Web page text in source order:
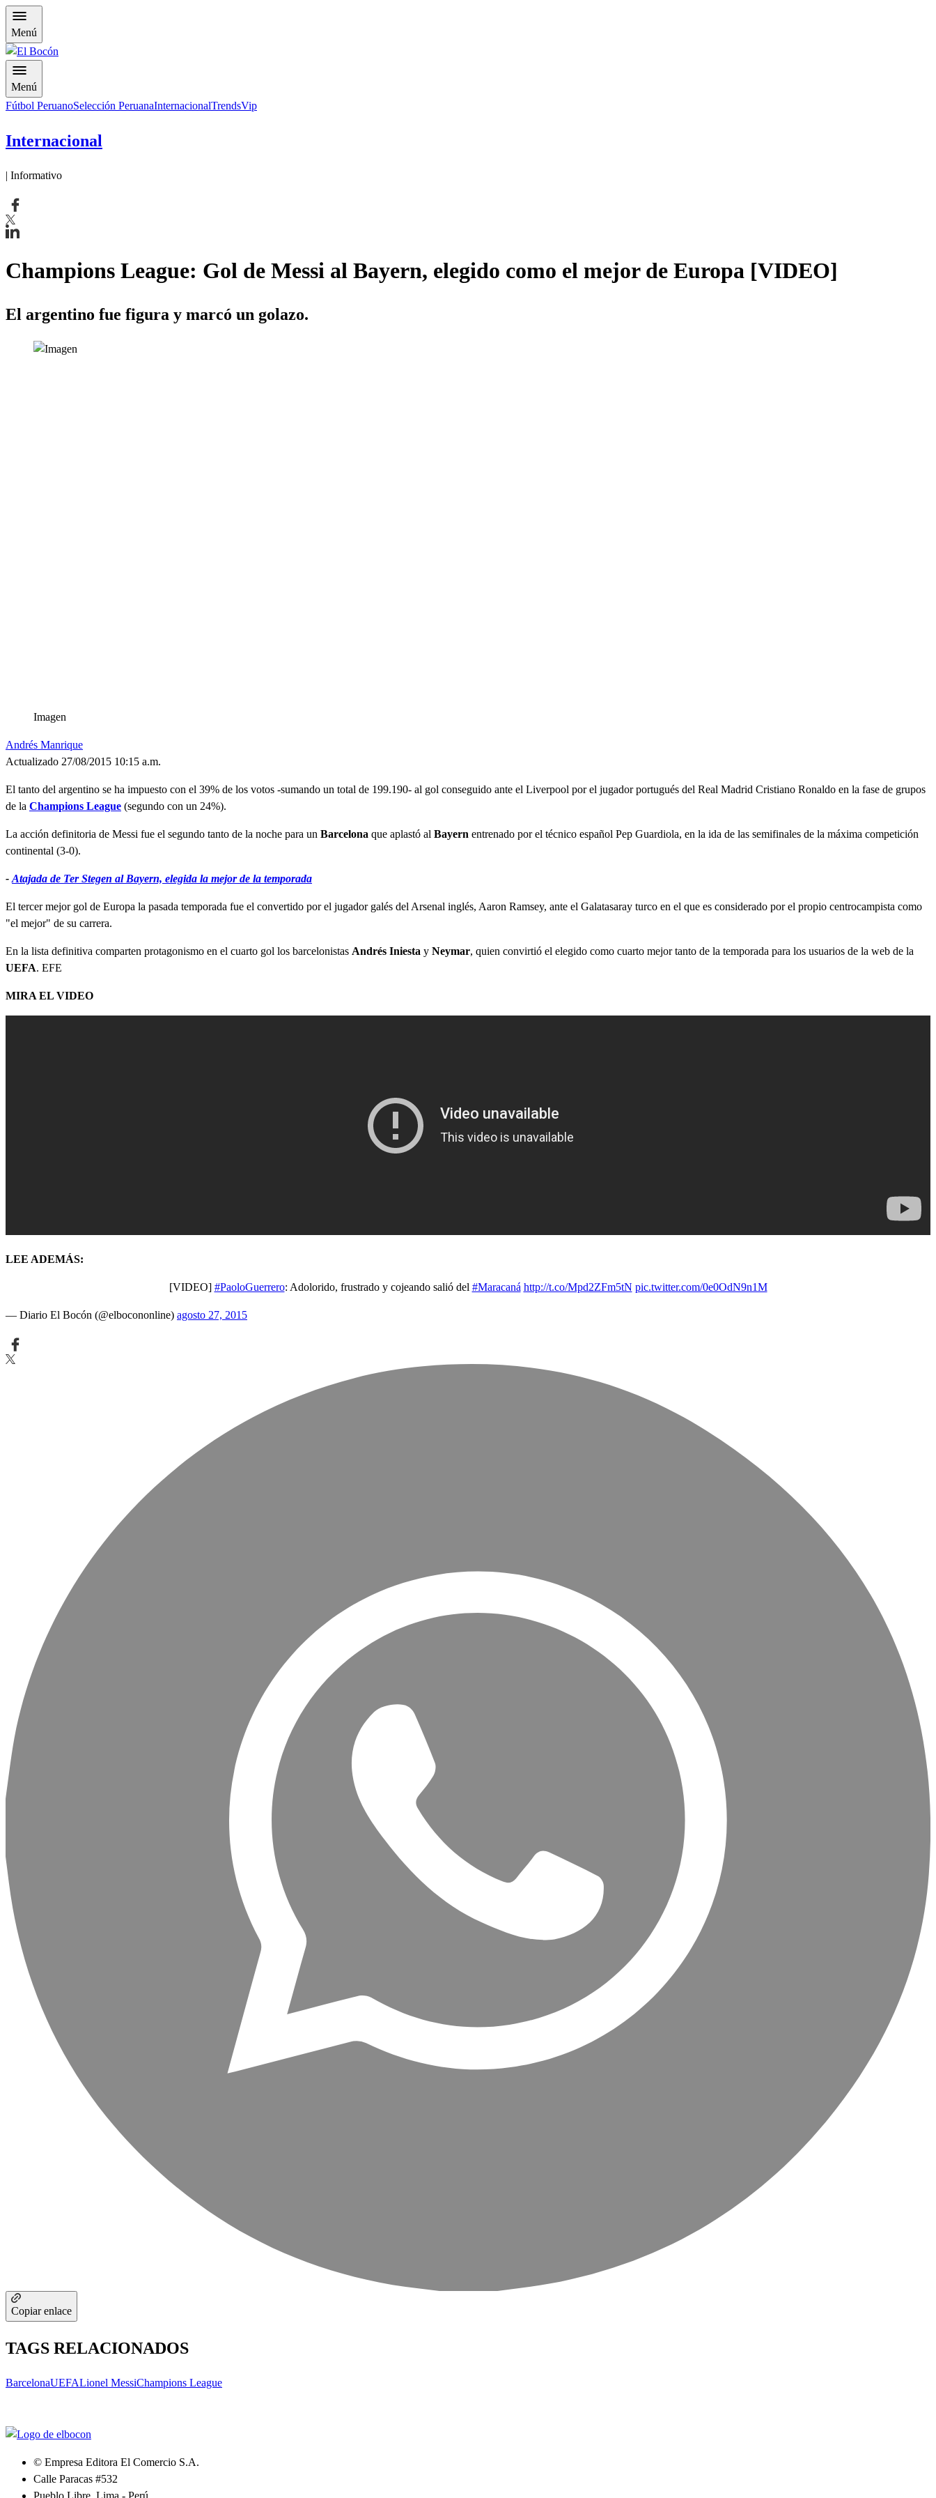
Menú
Menú
Fútbol PeruanoSelección PeruanaInternacionalTrendsVip
Internacional
| Informativo
Champions League: Gol de Messi al Bayern, elegido como el mejor de Europa [VIDEO]
El argentino fue figura y marcó un golazo.
Imagen
Andrés Manrique
Actualizado 27/08/2015 10:15 a.m.
El tanto del argentino se ha impuesto con el 39% de los votos -sumando un total de 199.190- al gol conseguido ante el Liverpool por el jugador portugués del Real Madrid Cristiano Ronaldo en la fase de grupos
de la Champions League (segundo con un 24%).
La acción definitoria de Messi fue el segundo tanto de la noche para un Barcelona que aplastó al Bayern entrenado por el técnico español Pep Guardiola, en la ida de las semifinales de la máxima competición
continental (3-0).
- Atajada de Ter Stegen al Bayern, elegida la mejor de la temporada
El tercer mejor gol de Europa la pasada temporada fue el convertido por el jugador galés del Arsenal inglés, Aaron Ramsey, ante el Galatasaray turco en el que es considerado por el propio centrocampista como
"el mejor" de su carrera.
En la lista definitiva comparten protagonismo en el cuarto gol los barcelonistas Andrés Iniesta y Neymar, quien convirtió el elegido como cuarto mejor tanto de la temporada para los usuarios de la web de la
UEFA. EFE
MIRA EL VIDEO
LEE ADEMÁS:
[VIDEO] #PaoloGuerrero: Adolorido, frustrado y cojeando salió del #Maracaná http://t.co/Mpd2ZFm5tN pic.twitter.com/0e0OdN9n1M
— Diario El Bocón (@elbocononline) agosto 27, 2015
Copiar enlace
TAGS RELACIONADOS
BarcelonaUEFALionel MessiChampions League
© Empresa Editora El Comercio S.A.
Calle Paracas #532
Pueblo Libre, Lima - Perú